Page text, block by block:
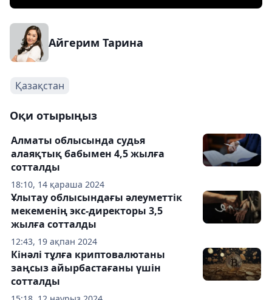
Айгерим Тарина
Қазақстан
Оқи отырыңыз
18:10, 14 қараша 2024
Алматы облысында судья
алаяқтық бабымен 4,5 жылға
сотталды
12:43, 19 ақпан 2024
Ұлытау облысындағы әлеуметтік
мекеменің экс-директоры 3,5
жылға сотталды
Кінәлі тұлға криптовалютаны
заңсыз айырбастағаны үшін
сотталды